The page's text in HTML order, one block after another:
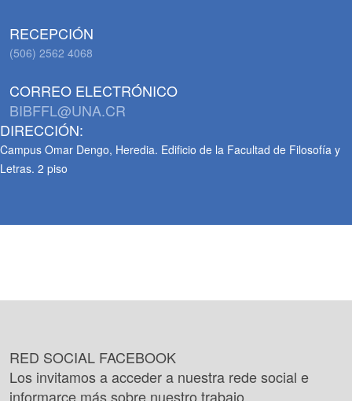
RECEPCIÓN
(506) 2562 4068
CORREO ELECTRÓNICO
BIBFFL@UNA.CR
DIRECCIÓN:
Campus Omar Dengo, Heredia. Edificio de la Facultad de Filosofía y
Letras. 2 piso
RED SOCIAL FACEBOOK
Los invitamos a acceder a nuestra rede social e
informarce más sobre nuestro trabajo